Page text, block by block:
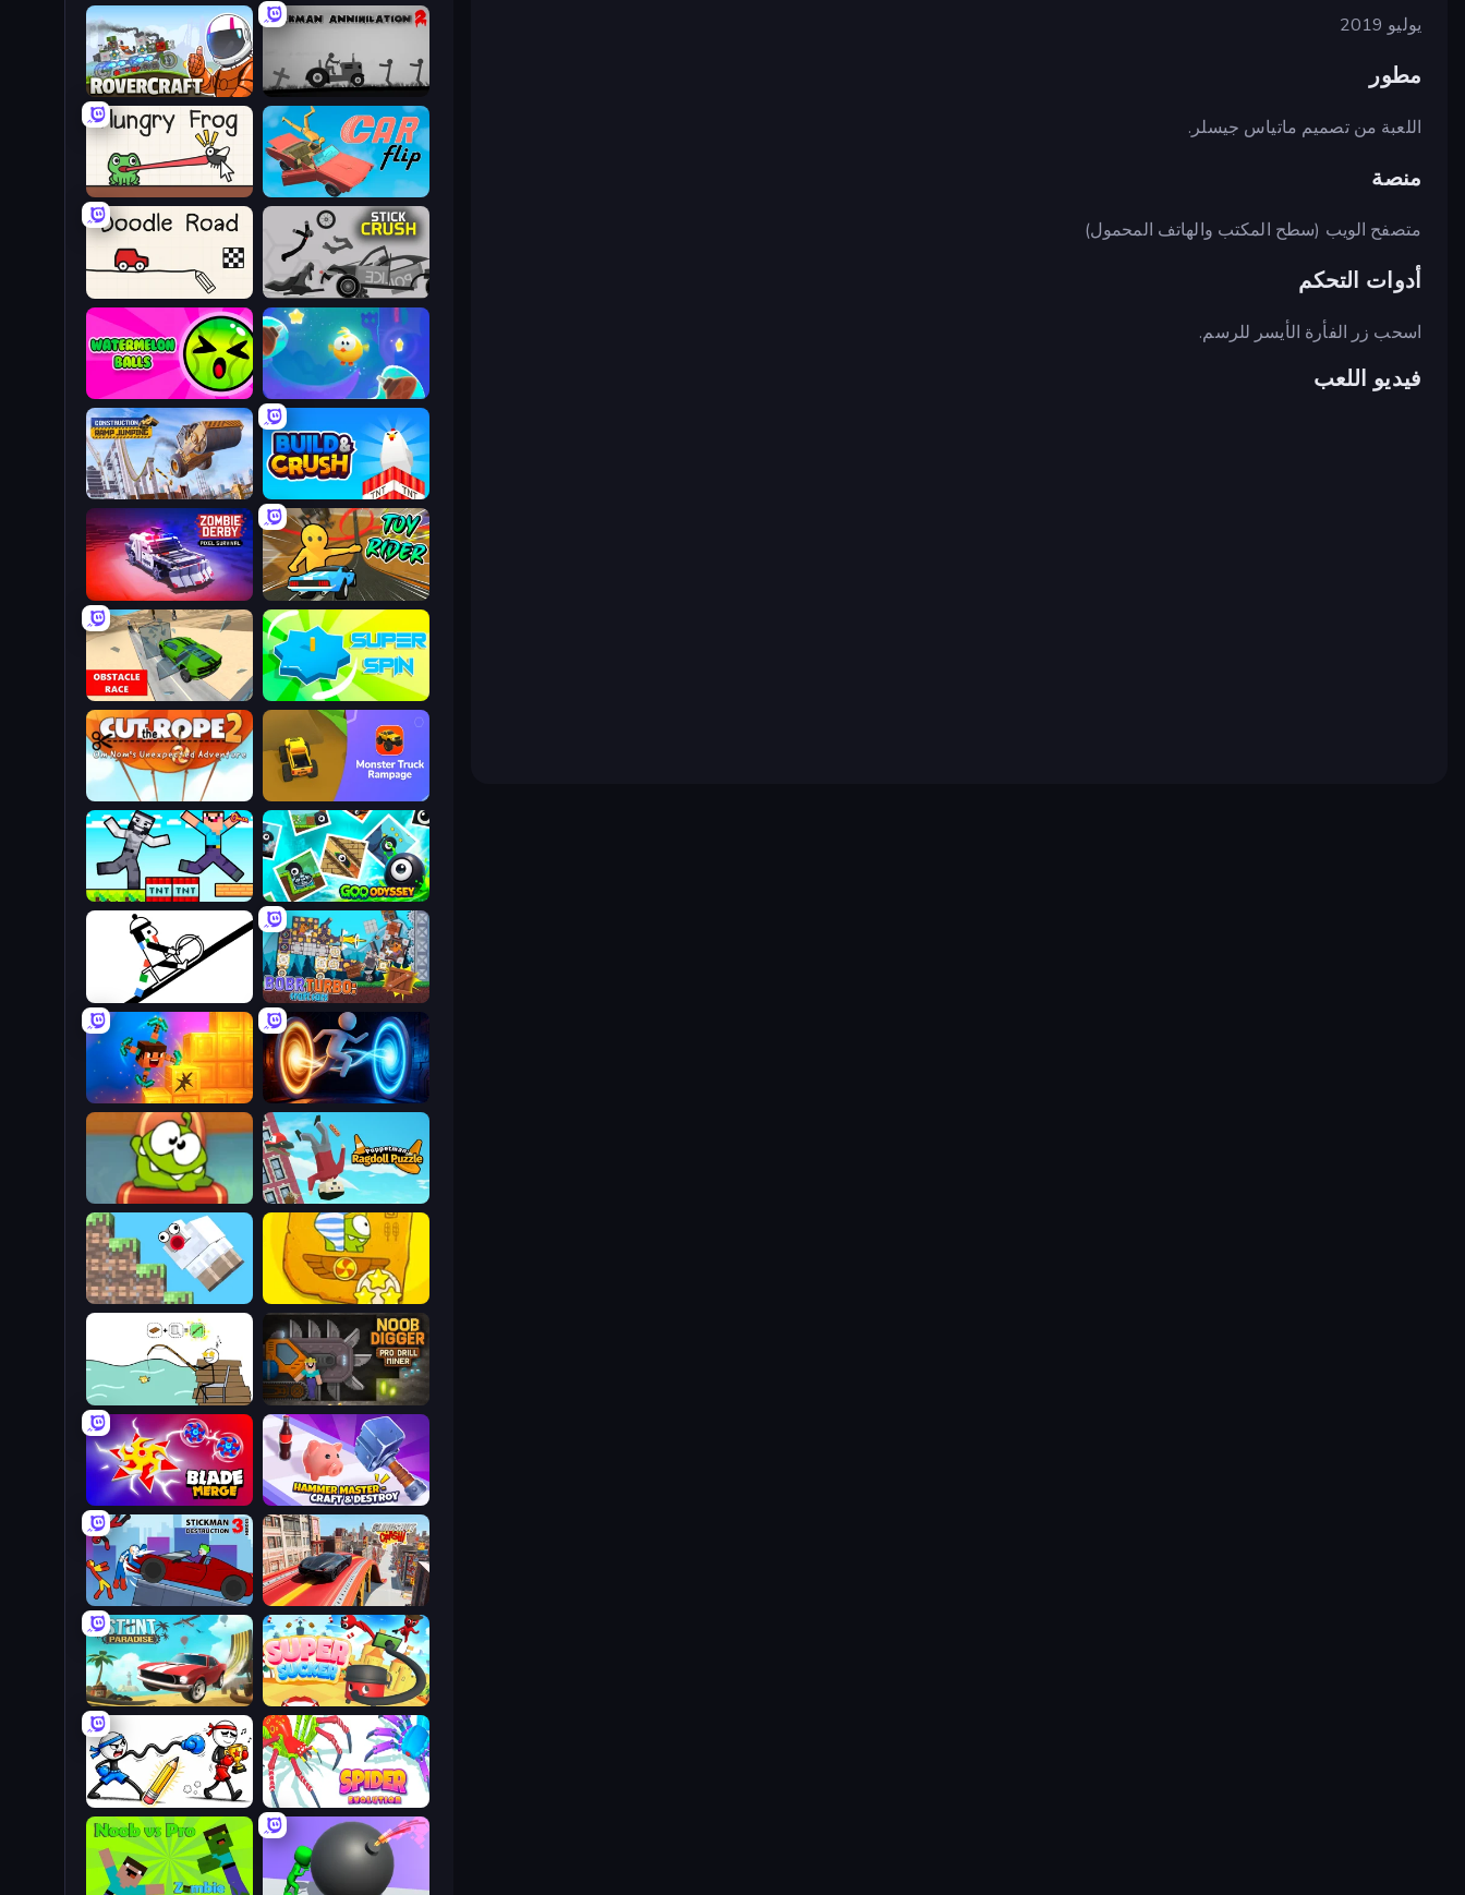
يوليو 2019
مطور
اللعبة من تصميم ماتياس جيسلر.
منصة
متصفح الويب (سطح المكتب والهاتف المحمول)
أدوات التحكم
اسحب زر الفأرة الأيسر للرسم.
فيديو اللعب
Stickman Annihilation 2
Rovercraft
Car Flip!
Hungry Frog
Stick Crush
Doodle Road
Cut the Rope: Magic
Watermelon Balls
Build and Crush
Construction Ramp Jumping
Toy Rider
Zombie Derby: Pixel Survival
Super Spin
Obstacle Race: Destroying Simulator!
Monster Truck Rampage
Cut The Rope 2
Goo Odyssey
Noob Gigachad: Parkour Tricks Challenge
Bobr Turbo: Craft Cars
Line Rider
Portal Escape
Merge & Dig!
Puppetman: Ragdoll Puzzle
Cut the Rope: Experiments
Crazy Sheep
Noob Digger: Pro Drill Miner
Alchemy Puzzle
Hammer Master－Craft & Destroy!
Blade Merge
Slingshot Crash
Stickman Destruction 3 Heroes
Super Sucker 3D
Stunt Paradise
Spider Evolution: Runner Game
Doodle Smash